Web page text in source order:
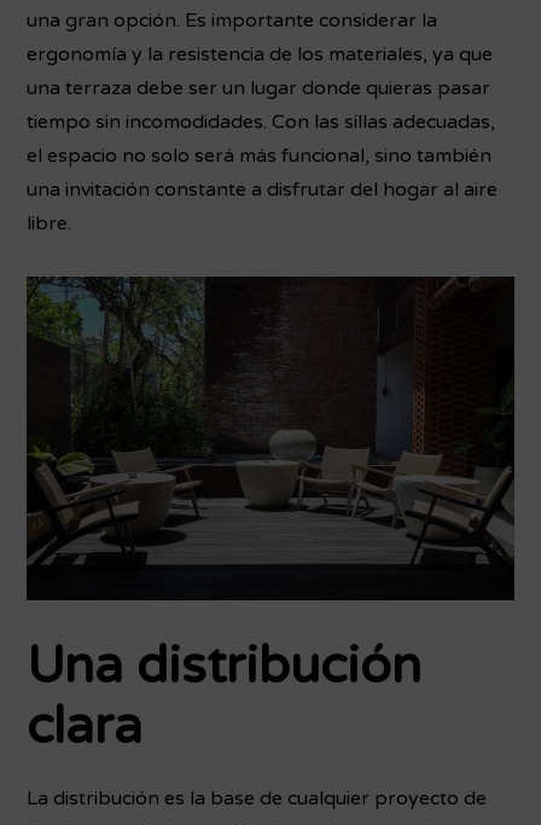
una gran opción. Es importante considerar la
ergonomía y la resistencia de los materiales, ya que
una terraza debe ser un lugar donde quieras pasar
tiempo sin incomodidades. Con las sillas adecuadas,
el espacio no solo será más funcional, sino también
una invitación constante a disfrutar del hogar al aire
libre.
Una distribución
clara
La distribución es la base de cualquier proyecto de